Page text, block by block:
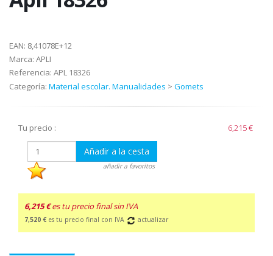
EAN: 8,41078E+12
Marca: APLI
Referencia: APL 18326
Categoría: Material escolar. Manualidades > Gomets
Tu precio : 6,215 €
Añadir a la cesta
añadir a favoritos
6,215 € es tu precio final sin IVA
7,520 € es tu precio final con IVA actualizar